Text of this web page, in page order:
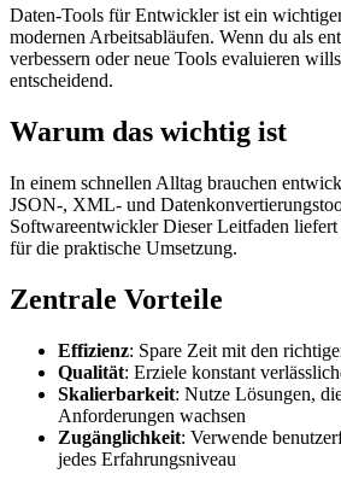
Daten-Tools für Entwickler ist ein
modernen Arbeitsabläufen. Wenn du als
verbessern oder neue Tools evaluieren
entscheidend.
Warum das wichtig ist
In einem schnellen Alltag brauchen
JSON-, XML- und
Softwareentwickler Dieser Leitfaden
für die praktische Umsetzung.
Zentrale Vorteile
Effizienz: Spare Zeit mit den
Qualität: Erziele konstant
Skalierbarkeit: Nutze Lösungen,
Anforderungen wachsen
Zugänglichkeit: Verwende
jedes Erfahrungsniveau